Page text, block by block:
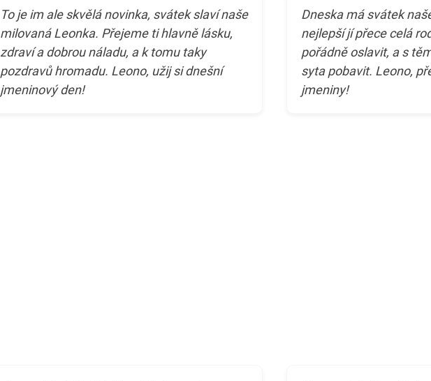
To je im ale skvělá novinka, svátek slaví naše
milovaná Leonka. Přejeme ti hlavně lásku,
zdraví a dobrou náladu, a k tomu taky
pozdravů hromadu. Leono, užij si dnešní
jmeninový den!
Dneska má svátek
nejlepší jí přece celá
pořádně oslavit, a s
syta pobavit. Leono,
jmeniny!